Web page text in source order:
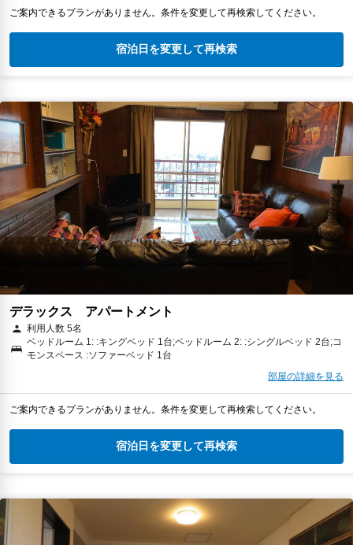
ご案内できるプランがありません。条件を変更して再検索してください。
宿泊日を変更して再検索
デラックス アパートメント
利用人数 5名
ベッドルーム 1: :キングベッド 1台;ベッドルーム 2: :シングルベッド 2台;コ
モンスペース :ソファーベッド 1台
部屋の詳細を見る
ご案内できるプランがありません。条件を変更して再検索してください。
宿泊日を変更して再検索